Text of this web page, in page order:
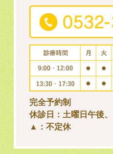
完全予約制
休診日：土曜日午後
▲：不定休